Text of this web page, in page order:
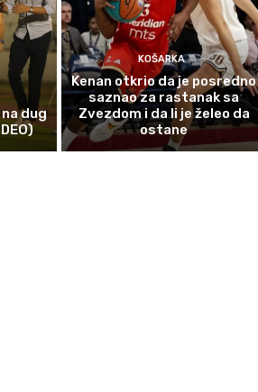
dug
KOŠARKA
Kenan otkrio da je posredno
saznao za rastanak sa
Zvezdom i da li je želeo da
ostane